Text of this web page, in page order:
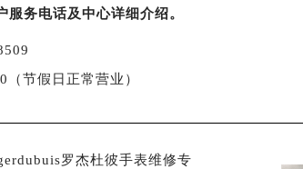
服务电话及中心详细介绍。
节假日正常营业）
罗杰杜彼手表维修专